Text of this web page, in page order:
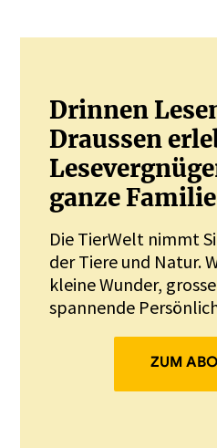
Drinnen
Draussen
ganze
Die TierWelt nimmt
der Tiere und Natur.
kleine Wunder,
spannende
ZUM